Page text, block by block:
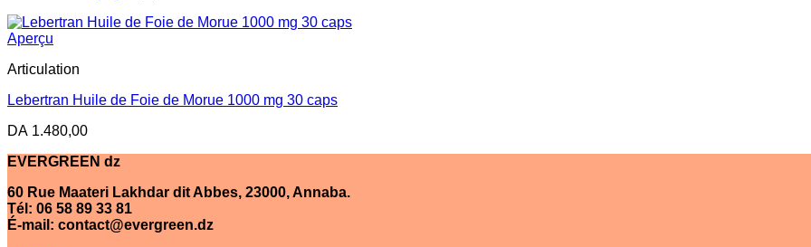
Aperçu
Articulation
Lebertran Huile de Foie de Morue 1000 mg 30 caps
DA 1.480,00
EVERGREEN dz
60 Rue Maateri Lakhdar dit Abbes, 23000, Annaba.
Tél: 06 58 89 33 81
É-mail: contact@evergreen.dz